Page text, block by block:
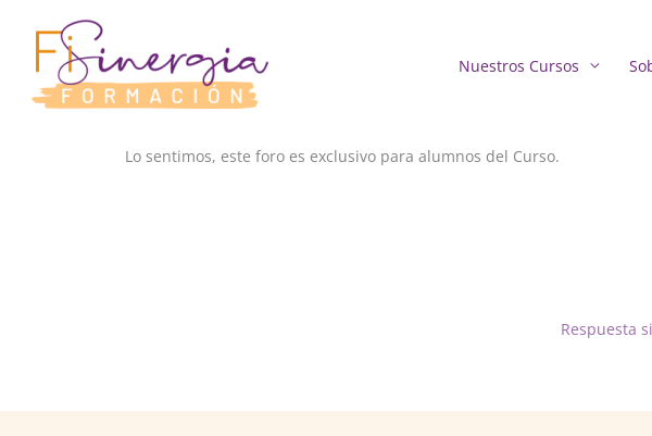
contenido
Nuestros Cursos
Lo sentimos, este foro es exclusivo para alumnos del Curso.
Respuesta